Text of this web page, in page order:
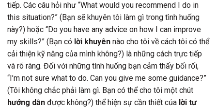
tiếp. Các câu hỏi như “What would you recommend I do in
this situation?” (Bạn sẽ khuyên tôi làm gì trong tình huống
này?) hoặc “Do you have any advice on how I can improve
my skills?” (Bạn có lời khuyên nào cho tôi về cách tôi có thể
cải thiện kỹ năng của mình không?) là những cách trực tiếp
và rõ ràng. Đối với những tình huống bạn cảm thấy bối rối,
“I’m not sure what to do. Can you give me some guidance?”
(Tôi không chắc phải làm gì. Bạn có thể cho tôi một chút
hướng dẫn được không?) thể hiện sự cần thiết của lời tư